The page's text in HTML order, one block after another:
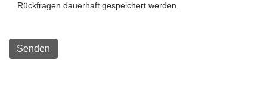
Rückfragen dauerhaft gespeichert werden.